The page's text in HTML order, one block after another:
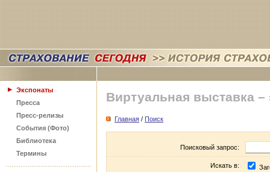
Экспонаты
Пресса
Пресс-релизы
События (Фото)
Библиотека
Термины
Виртуальная выставка –
Главная / Поиск
Поисковый запрос:
Искать в: